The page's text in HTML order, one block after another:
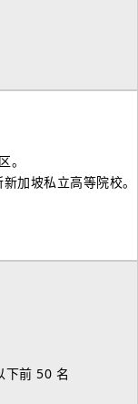
。
加坡私立高等院校。
下前 50 名